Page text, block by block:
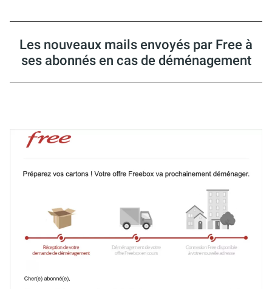
Les nouveaux mails envoyés par Free à
ses abonnés en cas de déménagement